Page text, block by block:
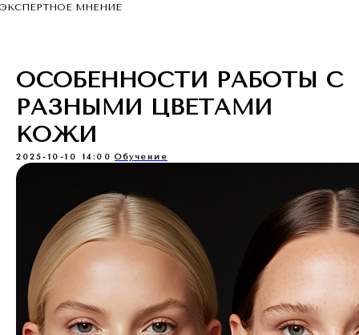
ЭКСПЕРТНОЕ МНЕНИЕ
ОСОБЕННОСТИ РАБОТЫ С
РАЗНЫМИ ЦВЕТАМИ
КОЖИ
2025-10-10 14:00 Обучение